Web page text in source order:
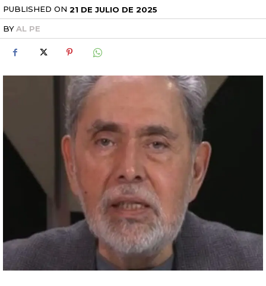
PUBLISHED ON 21 DE JULIO DE 2025
BYAL PE